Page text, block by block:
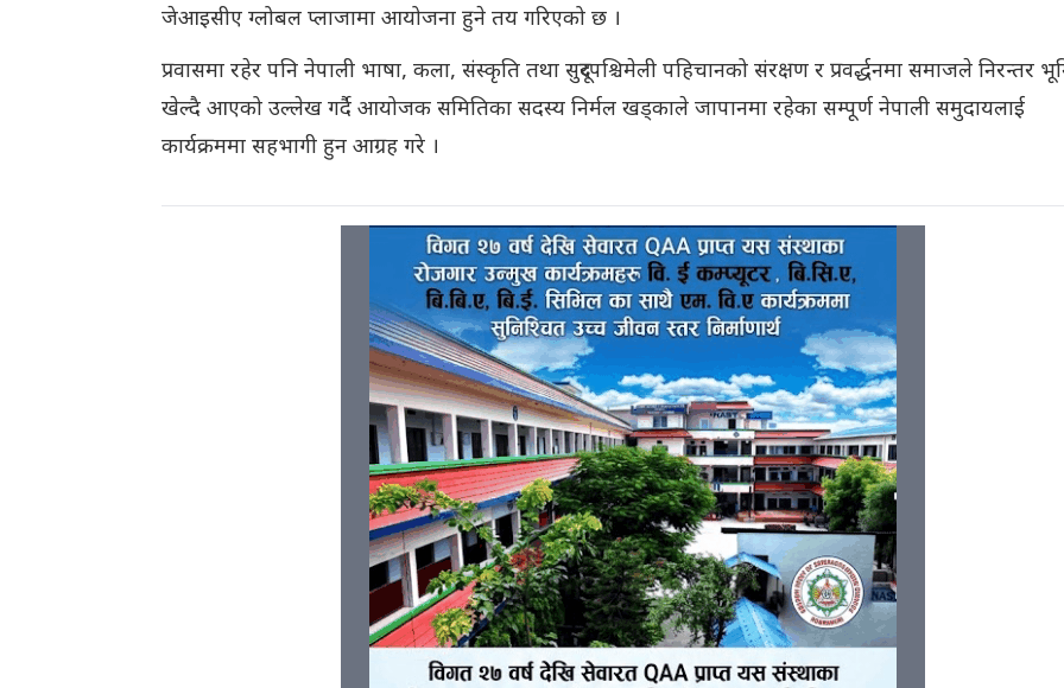
जेआइसीए ग्लोबल प्लाजामा आयोजना हुने तय गरिएको छ ।
प्रवासमा रहेर पनि नेपाली भाषा, कला, संस्कृति तथा सुदूरपश्चिमेली पहिचानको संरक्षण र प्रवर्द्धनमा समाजले निरन्तर
खेल्दै आएको उल्लेख गर्दै आयोजक समितिका सदस्य निर्मल खड्काले जापानमा रहेका सम्पूर्ण नेपाली समुदायलाई
कार्यक्रममा सहभागी हुन आग्रह गरे ।